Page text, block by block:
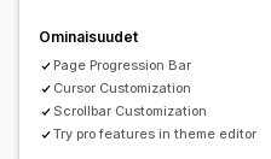
Ominaisuudet
Page Progression Bar
Cursor Customization
Scrollbar Customization
Try pro features in theme editor